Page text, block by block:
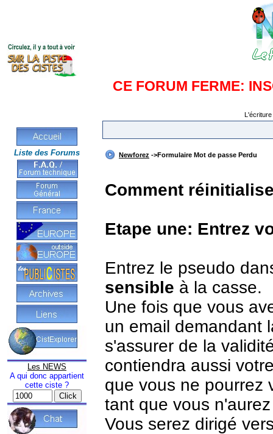
CE FORUM FERME:
Liste des Forums
Les NEWS
A qui donc appartient
cette ciste ?
Newforez ->Formulaire Mot de passe Perdu
Comment
Etape une: Entrez
Entrez le pseudo
sensible à la casse.
Une fois que vous
un email demandant
s'assurer de la
contiendra aussi
que vous ne pourrez
tant que vous
Vous serez dirigé